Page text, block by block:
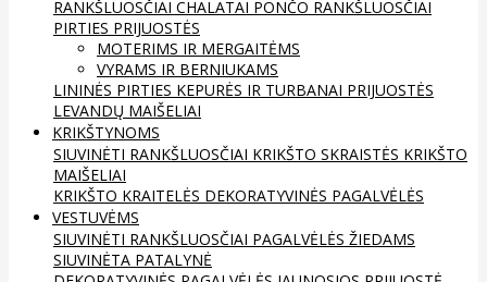
RANKŠLUOSČIAI CHALATAI PONČO RANKŠLUOSČIAI
PIRTIES PRIJUOSTĖS
MOTERIMS IR MERGAITĖMS
VYRAMS IR BERNIUKAMS
LININĖS PIRTIES KEPURĖS IR TURBANAI PRIJUOSTĖS
LEVANDŲ MAIŠELIAI
KRIKŠTYNOMS
SIUVINĖTI RANKŠLUOSČIAI KRIKŠTO SKRAISTĖS KRIKŠTO
MAIŠELIAI
KRIKŠTO KRAITELĖS DEKORATYVINĖS PAGALVĖLĖS
VESTUVĖMS
SIUVINĖTI RANKŠLUOSČIAI PAGALVĖLĖS ŽIEDAMS
SIUVINĖTA PATALYNĖ